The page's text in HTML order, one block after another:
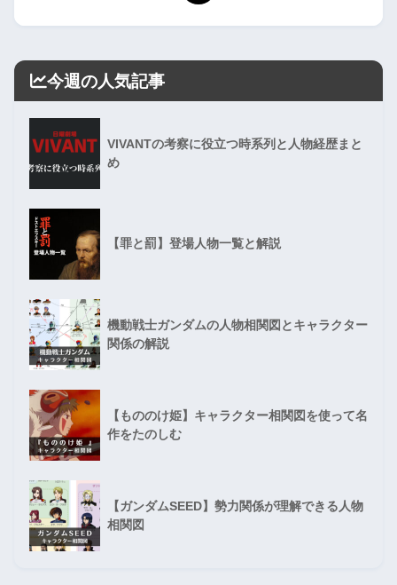
今週の人気記事
VIVANTの考察に役立つ時系列と人物経歴まと
め
【罪と罰】登場人物一覧と解説
機動戦士ガンダムの人物相関図とキャラクター
関係の解説
【もののけ姫】キャラクター相関図を使って名
作をたのしむ
【ガンダムSEED】勢力関係が理解できる人物
相関図